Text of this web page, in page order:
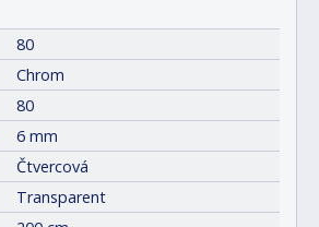
80
Chrom
80
6 mm
Čtvercová
Transparent